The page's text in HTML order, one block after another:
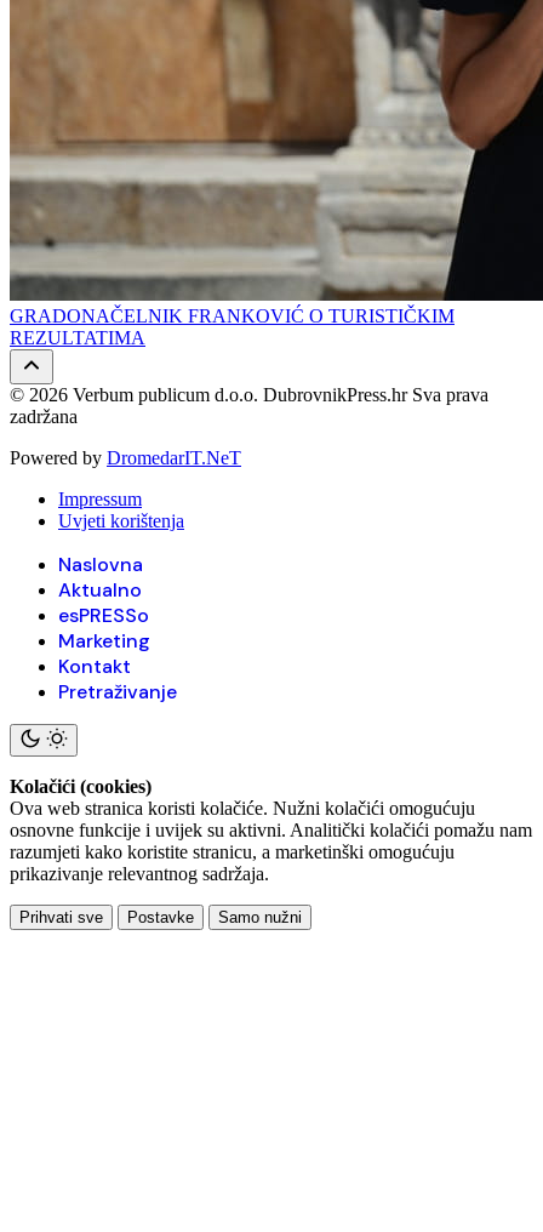
GRADONAČELNIK FRANKOVIĆ O TURISTIČKIM
REZULTATIMA
© 2026 Verbum publicum d.o.o. DubrovnikPress.hr Sva prava
zadržana
Powered by DromedarIT.NeT
Impressum
Uvjeti korištenja
Naslovna
Aktualno
esPRESSo
Marketing
Kontakt
Pretraživanje
Kolačići (cookies)
Ova web stranica koristi kolačiće. Nužni kolačići omogućuju
osnovne funkcije i uvijek su aktivni. Analitički kolačići pomažu nam
razumjeti kako koristite stranicu, a marketinški omogućuju
prikazivanje relevantnog sadržaja.
Prihvati sve Postavke Samo nužni